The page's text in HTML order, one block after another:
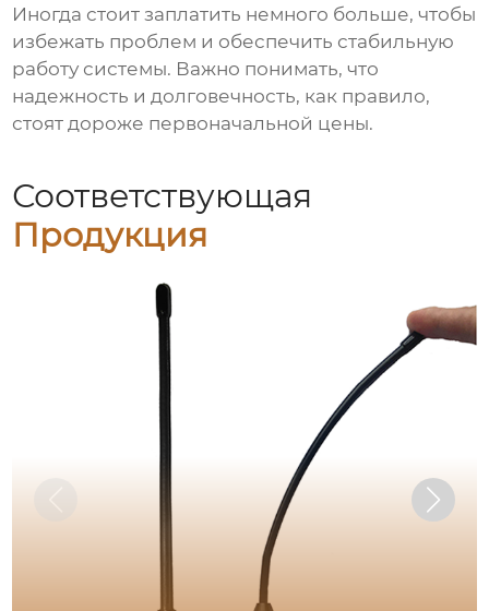
Иногда стоит заплатить немного больше, чтобы
избежать проблем и обеспечить стабильную
работу системы. Важно понимать, что
надежность и долговечность, как правило,
стоят дороже первоначальной цены.
Соответствующая
Продукция